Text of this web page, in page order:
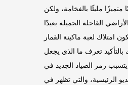
مليئًا بالفخامة، ولكن
القاحلة الجميلة بعيدًا
امتلاك لعبة ماكينة القمار
بالتأكيد تعرف ما الذي يجعل
يتسبب رمز الصياد الجديد في
الرئيسية، والتي تظهر في